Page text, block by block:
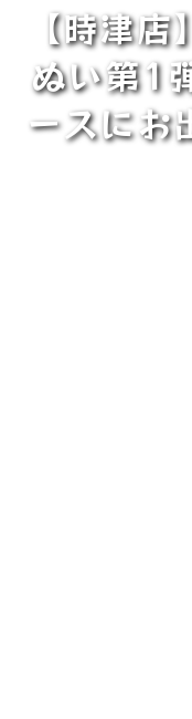
【時津
ぬい第1
ースにお